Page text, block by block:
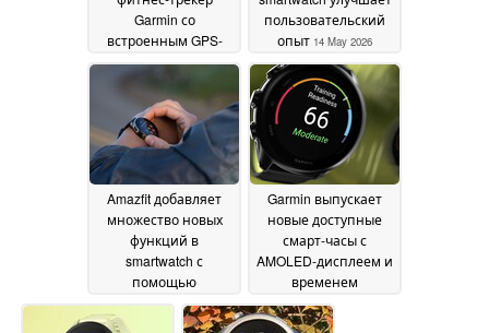
Garmin со
встроенным GPS-
трекером14 May 2026
пользовательский
опыт 14 May 2026
Amazfit добавляет
множество новых
функций в
smartwatch с
помощью
обновлений13 May
Garmin выпускает
новые доступные
смарт-часы с
AMOLED-дисплеем и
временем
автономной работы
до 10 дней12 May 2026